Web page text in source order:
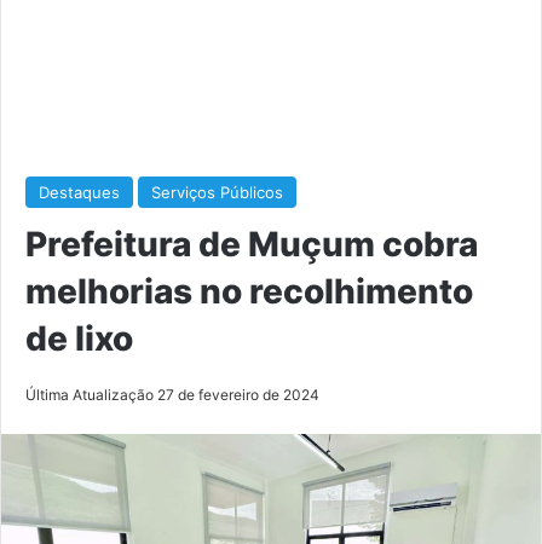
Destaques Serviços Públicos
Prefeitura de Muçum cobra
melhorias no recolhimento
de lixo
Última Atualização 27 de fevereiro de 2024